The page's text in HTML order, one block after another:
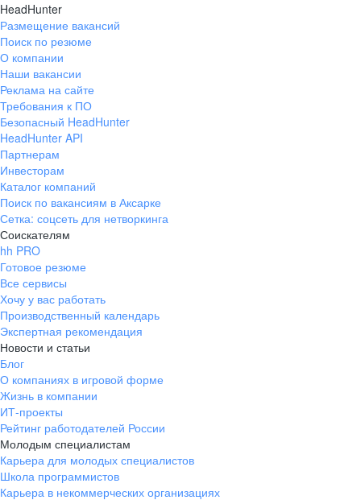
HeadHunter
Размещение вакансий
Поиск по резюме
О компании
Наши вакансии
Реклама на сайте
Требования к ПО
Безопасный HeadHunter
HeadHunter API
Партнерам
Инвесторам
Каталог компаний
Поиск по вакансиям в Аксарке
Сетка: соцсеть для нетворкинга
Соискателям
hh PRO
Готовое резюме
Все сервисы
Хочу у вас работать
Производственный календарь
Экспертная рекомендация
Новости и статьи
Блог
О компаниях в игровой форме
Жизнь в компании
ИТ-проекты
Рейтинг работодателей России
Молодым специалистам
Карьера для молодых специалистов
Школа программистов
Карьера в некоммерческих организациях